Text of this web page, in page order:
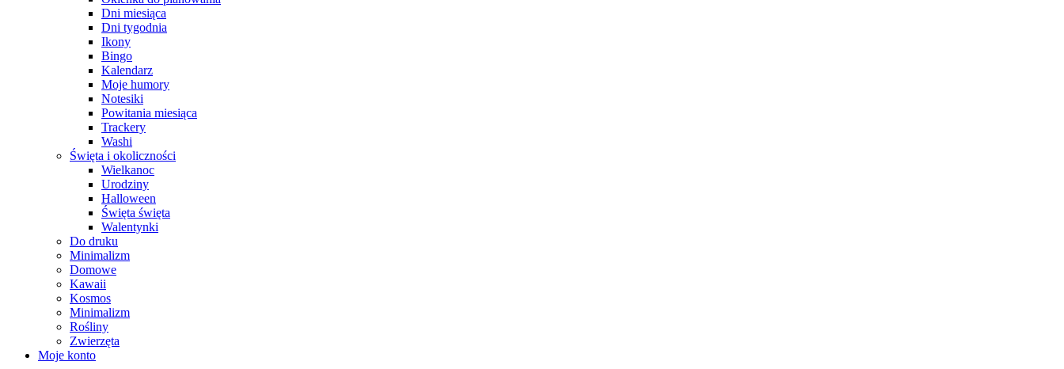
Dni miesiąca
Dni tygodnia
Ikony
Bingo
Kalendarz
Moje humory
Notesiki
Powitania miesiąca
Trackery
Washi
Święta i okoliczności
Wielkanoc
Urodziny
Halloween
Święta święta
Walentynki
Do druku
Minimalizm
Domowe
Kawaii
Kosmos
Minimalizm
Rośliny
Zwierzęta
Moje konto